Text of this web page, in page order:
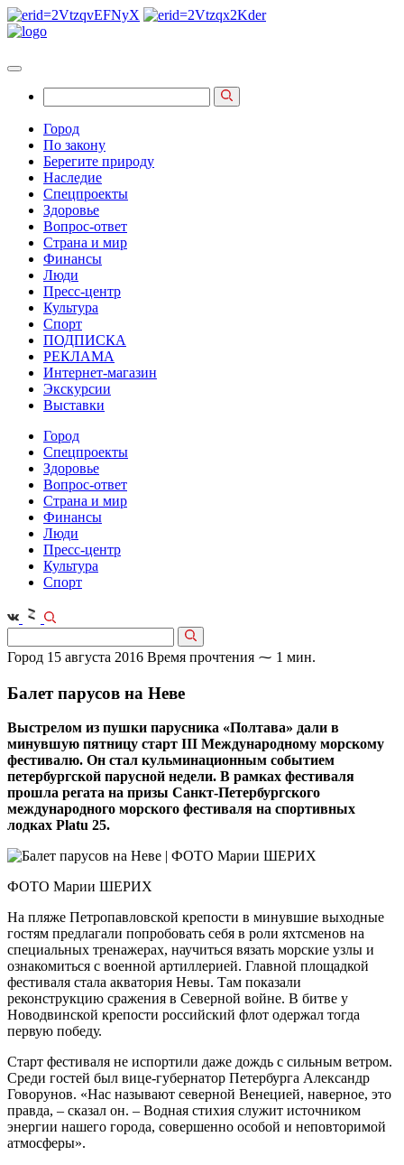
Город
По закону
Берегите природу
Наследие
Спецпроекты
Здоровье
Вопрос-ответ
Страна и мир
Финансы
Люди
Пресс-центр
Культура
Спорт
ПОДПИСКА
РЕКЛАМА
Интернет-магазин
Экскурсии
Выставки
Город
Спецпроекты
Здоровье
Вопрос-ответ
Страна и мир
Финансы
Люди
Пресс-центр
Культура
Спорт
Город 15 августа 2016 Время прочтения ⁓ 1 мин.
Балет парусов на Неве
Выстрелом из пушки парусника «Полтава» дали в
минувшую пятницу старт III Международному морскому
фестивалю. Он стал кульминационным событием
петербургской парусной недели. В рамках фестиваля
прошла регата на призы Санкт-Петербургского
международного морского фестиваля на спортивных
лодках Platu 25.
ФОТО Марии ШЕРИХ
На пляже Петропавловской крепости в минувшие выходные
гостям предлагали попробовать себя в роли яхтсменов на
специальных тренажерах, научиться вязать морские узлы и
ознакомиться с военной артиллерией. Главной площадкой
фестиваля стала акватория Невы. Там показали
реконструкцию сражения в Северной войне. В битве у
Новодвинской крепости российский флот одержал тогда
первую победу.
Старт фестиваля не испортили даже дождь с сильным ветром.
Среди гостей был вице-губернатор Петербурга Александр
Говорунов. «Нас называют северной Венецией, наверное, это
правда, – сказал он. – Водная стихия служит источником
энергии нашего города, совершенно особой и неповторимой
атмосферы».